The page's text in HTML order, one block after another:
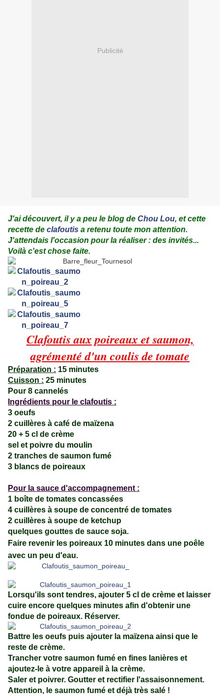
Publicité
J'ai découvert, il y a peu le blog de Chou Lou, et cette
recette de clafoutis a retenu toute mon attention.
J'attendais l'occasion pour la réaliser : des invités...
Voilà c'est chose faite.
Clafoutis aux poireaux et saumon,
agrémenté d'un coulis de tomate
Préparation : 15 minutes
Cuisson : 25 minutes
Pour 8 cannelés
Ingrédients pour le clafoutis :
3 oeufs
2 cuillères à café de maïzena
20 + 5 cl de crème
sel et poivre du moulin
2 tranches de saumon fumé
3 blancs de poireaux
Pour la sauce d'accompagnement :
1 boîte de tomates concassées
4 cuillères à soupe de concentré de tomates
2 cuillères à soupe de ketchup
quelques gouttes de sauce soja.
Faire revenir les poireaux 10 minutes dans une poêle
avec un peu d'eau.
Lorsqu'ils sont tendres, ajouter 5 cl de crème et laisser
cuire encore quelques minutes afin d'obtenir une
fondue de poireaux. Réserver.
Battre les oeufs puis ajouter la maïzena ainsi que le
reste de crème.
Trancher votre saumon fumé en fines lanières et
ajoutez-le à votre appareil à la crème.
Saler et poivrer. Goutter et rectifier l'assaisonnement.
Attention, le saumon fumé et déjà très salé !